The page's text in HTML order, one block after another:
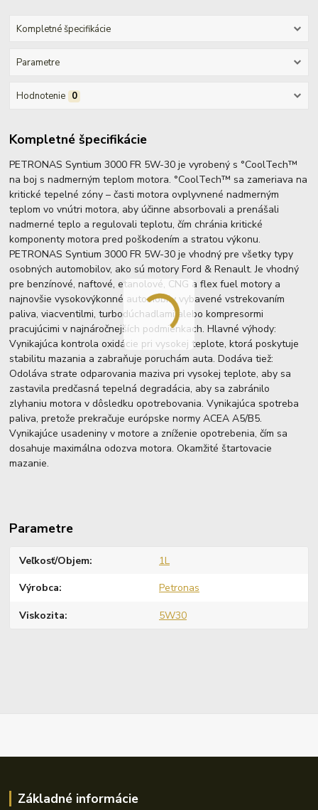
Kompletné špecifikácie
Parametre
Hodnotenie 0
Kompletné špecifikácie
PETRONAS Syntium 3000 FR 5W-30 je vyrobený s °CoolTech™
na boj s nadmerným teplom motora. °CoolTech™ sa zameriava na
kritické tepelné zóny – časti motora ovplyvnené nadmerným
teplom vo vnútri motora, aby účinne absorbovali a prenášali
nadmerné teplo a regulovali teplotu, čím chránia kritické
komponenty motora pred poškodením a stratou výkonu.
PETRONAS Syntium 3000 FR 5W-30 je vhodný pre všetky typy
osobných automobilov, ako sú motory Ford & Renault. Je vhodný
pre benzínové, naftové, etanolové, CNG a flex fuel motory a
najnovšie vysokovýkonné automobily vybavené vstrekovaním
paliva, viacventilmi, turbodúchadlami alebo kompresormi
pracujúcimi v najnáročnejších podmienkach. Hlavné výhody:
Vynikajúca kontrola oxidácie pri vysokej teplote, ktorá poskytuje
stabilitu mazania a zabraňuje poruchám auta. Dodáva tiež:
Odoláva strate odparovania maziva pri vysokej teplote, aby sa
zastavila predčasná tepelná degradácia, aby sa zabránilo
zlyhaniu motora v dôsledku opotrebovania. Vynikajúca spotreba
paliva, pretože prekračuje európske normy ACEA A5/B5.
Vynikajúce usadeniny v motore a zníženie opotrebenia, čím sa
dosahuje maximálna odozva motora. Okamžité štartovacie
mazanie.
Parametre
Veľkosť/Objem 1L
Výrobca Petronas
Viskozita 5W30
Základné informácie